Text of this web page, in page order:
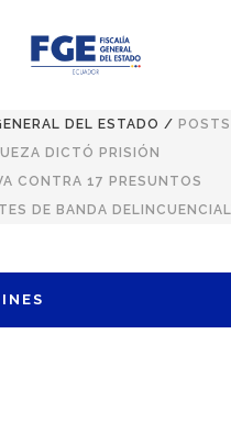
DEL ESTADO / POSTS
DICTÓ PRISIÓN
CONTRA 17 PRESUNTOS
DE BANDA